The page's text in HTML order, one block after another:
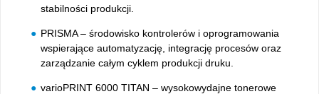
stabilności produkcji.
PRISMA – środowisko kontrolerów i oprogramowania
wspierające automatyzację, integrację procesów oraz
zarządzanie całym cyklem produkcji druku.
varioPRINT 6000 TITAN – wysokowydajne tonerowe